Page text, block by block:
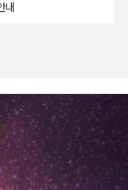
담겨있다. 중장년 입
해결 할 수 있는 방
이라는 말은 비
, 네트워크 자본, 로컬
로컬 기획자 박우현이
내